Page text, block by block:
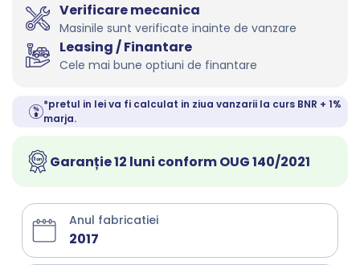
Verificare mecanica
Masinile sunt verificate inainte de vanzare
Leasing / Finantare
Cele mai bune optiuni de finantare
*pretul in lei va fi calculat in ziua vanzarii la curs BNR + 1%
marja.
Garanție 12 luni conform OUG 140/2021
Anul fabricatiei
2017